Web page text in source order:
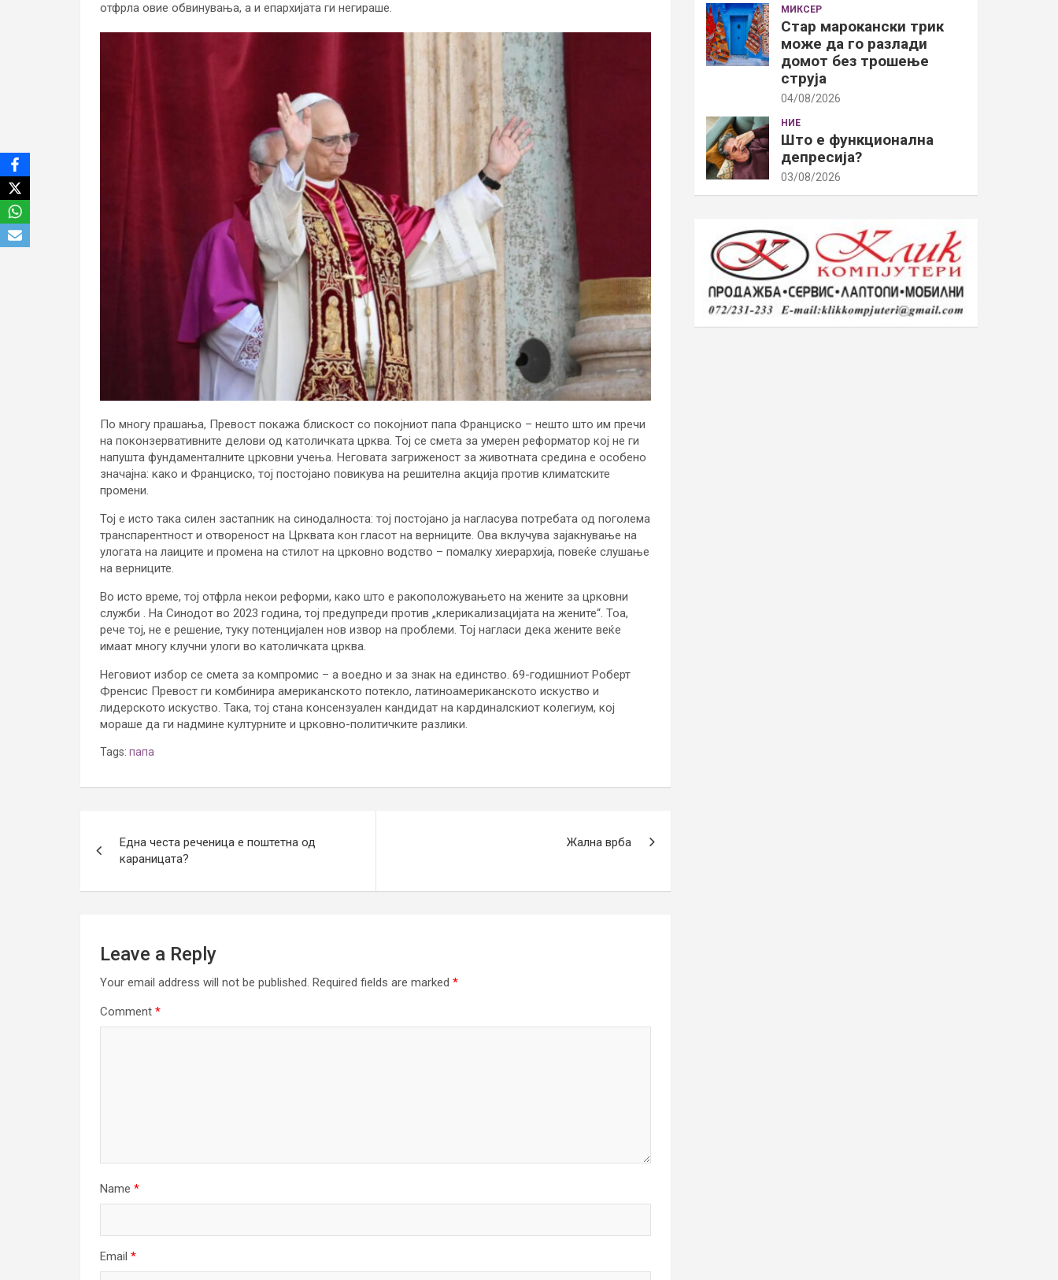
отфрла овие обвинувања, а и епархијата ги негираше.
По многу прашања, Превост покажа блискост со покојниот папа Франциско – нешто што им пречи
на поконзервативните делови од католичката црква. Тој се смета за умерен реформатор кој не ги
напушта фундаменталните црковни учења. Неговата загриженост за животната средина е особено
значајна: како и Франциско, тој постојано повикува на решителна акција против климатските
промени.
Тој е исто така силен застапник на синодалноста: тој постојано ја нагласува потребата од поголема
транспарентност и отвореност на Црквата кон гласот на верниците. Ова вклучува зајакнување на
улогата на лаиците и промена на стилот на црковно водство – помалку хиерархија, повеќе слушање
на верниците.
Во исто време, тој отфрла некои реформи, како што е ракоположувањето на жените за црковни
служби . На Синодот во 2023 година, тој предупреди против „клерикализацијата на жените“. Тоа,
рече тој, не е решение, туку потенцијален нов извор на проблеми. Тој нагласи дека жените веќе
имаат многу клучни улоги во католичката црква.
Неговиот избор се смета за компромис – а воедно и за знак на единство. 69-годишниот Роберт
Френсис Превост ги комбинира американското потекло, латиноамериканското искуство и
лидерското искуство. Така, тој стана консензуален кандидат на кардиналскиот колегиум, кој
мораше да ги надмине културните и црковно-политичките разлики.
Tags: папа
navigation
Една честа реченица е поштетна од
караницата?
Жална врба
Leave a Reply
Your email address will not be published. Required fields are marked *
Comment *
Name *
Email *
МИКСЕР
Стар марокански трик
може да го разлади
домот без трошење
струја
04/08/2026
НИЕ
Што е функционална
депресија?
03/08/2026